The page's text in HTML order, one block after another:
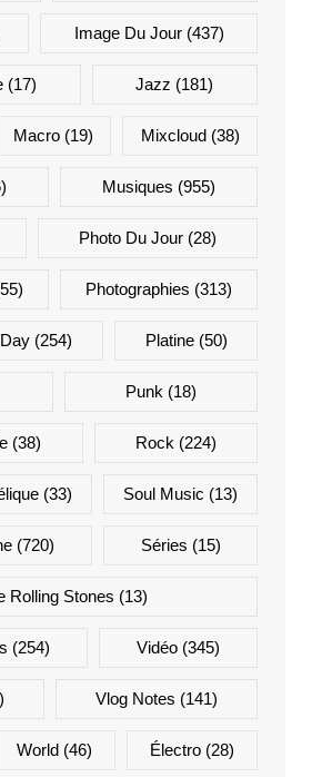
Image Du Jour(437)
(17) Jazz (181)
Macro(19) Mixcloud(38)
Musiques (955)
Photo Du Jour (28)
Photographies (313)
(254) Platine(50)
Punk (18)
(38) Rock (224)
(33) Soul Music (13)
(720) Séries (15)
Rolling Stones (13)
(254) Vidéo (345)
Vlog Notes (141)
World (46) Électro (28)